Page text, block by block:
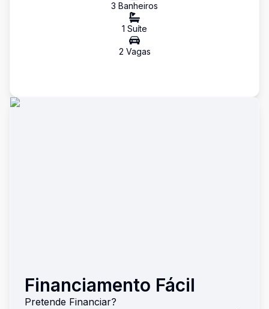
3 Banheiros
1 Suíte
2 Vagas
Financiamento Fácil
Pretende Financiar?